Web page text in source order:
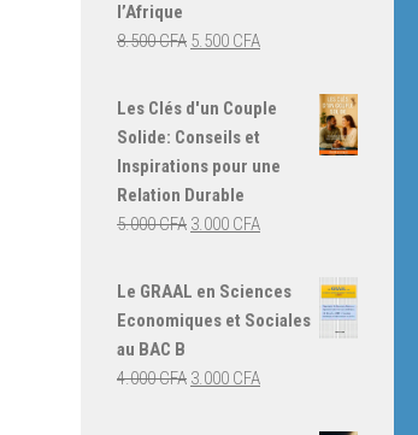
l’Afrique
8.500CFA Le
initial
était :
5.500 CFALe
actuel
5.500 CFA.
Les Clés d'un Couple
Solide: Conseils et
Inspirations pour une
Relation Durable
5.000CFA Le
initial
3.000 CFALe
est :
3.000 CFA.
Le GRAAL en Sciences
Economiques et Sociales
au BAC B
4.000CFA Le
3.000 CFALe